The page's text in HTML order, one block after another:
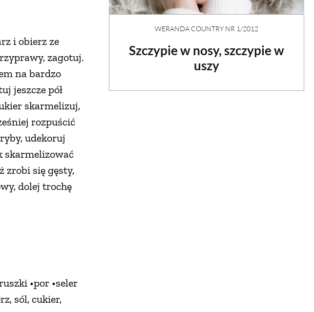
i obierz ze
zagotuj.
na bardzo
jeszcze pół
skarmelizuj,
rozpuścić
udekoruj
skarmelizować
zrobi się gęsty,
dolej trochę
•por •seler
sól, cukier,
WERANDA COUNTRY NR 1/2012
Szczypie w nosy, szczypie w
uszy